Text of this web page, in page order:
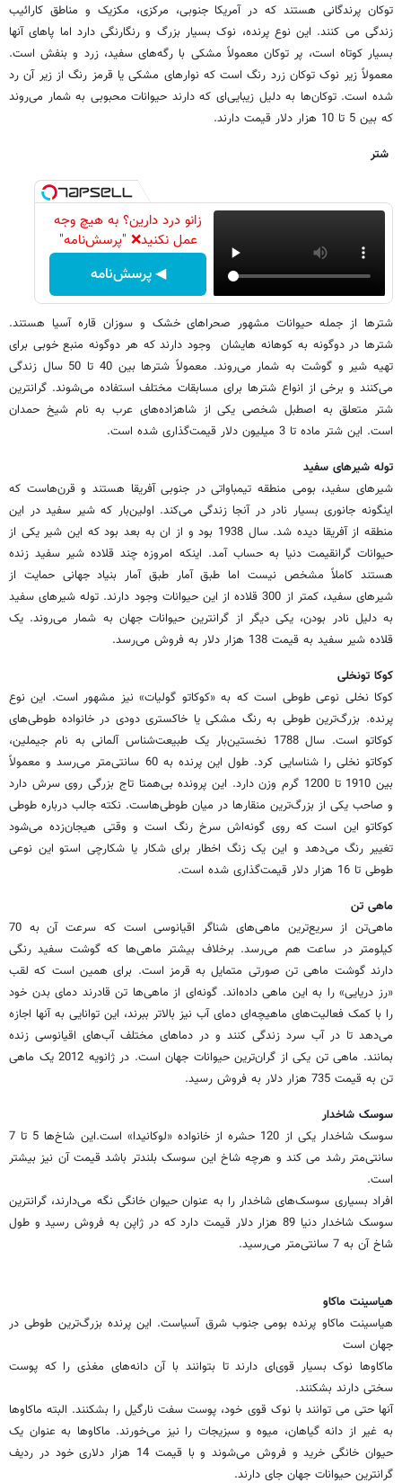
توکان پرندگانی هستند که در آمریکا جنوبی، مرکزی، مکزیک و مناطق کارائیب
زندگی می کنند. این نوع پرنده، نوک بسیار بزرگ و رنگارنگی دارد اما پاهای آنها
بسیار کوتاه است، پر توکان معمولاً مشکی با رگه‌های سفید، زرد و بنفش است.
معمولاً زیر نوک توکان زرد رنگ است که نوارهای مشکی یا قرمز رنگ از زیر آن رد
شده است. توکان‌ها به دلیل زیبایی‌ای که دارند حیوانات محبوبی به شمار می‌روند
که بین 5 تا 10 هزار دلار قیمت دارند.
شتر
زانو درد دارین؟ به هیچ وجه
عمل نکنید❌ "پرسش‌نامه"
◀ پرسش‌نامه
شترها از جمله حیوانات مشهور صحراهای خشک و سوزان قاره آسیا هستند.
شترها در دوگونه به کوهانه هایشان وجود دارند که هر دوگونه منبع خوبی برای
تهیه شیر و گوشت به شمار می‌روند. معمولاً شترها بین 40 تا 50 سال زندگی
می‌کنند و برخی از انواع شترها برای مسابقات مختلف استفاده می‌شوند. گرانترین
شتر متعلق به اصطبل شخصی یکی از شاهزاده‌های عرب به نام شیخ حمدان
است. این شتر ماده تا 3 میلیون دلار قیمت‌گذاری شده است.
توله شیرهای سفید
شیرهای سفید، بومی منطقه تیمباواتی در جنوبی آفریقا هستند و قرن‌هاست که
اینگونه جانوری بسیار نادر در آنجا زندگی می‌کند. اولین‌بار که شیر سفید در این
منطقه از آفریقا دیده شد. سال 1938 بود و از ان به بعد بود که این شیر یکی از
حیوانات گرانقیمت دنیا به حساب آمد. اینکه امروزه چند قلاده شیر سفید زنده
هستند کاملاً مشخص نیست اما طبق آمار طبق آمار بنیاد جهانی حمایت از
شیرهای سفید، کمتر از 300 قلاده از این حیوانات وجود دارند. توله شیرهای سفید
به دلیل نادر بودن، یکی دیگر از گرانترین حیوانات جهان به شمار می‌روند. یک
قلاده شیر سفید به قیمت 138 هزار دلار به فروش می‌رسد.
کوکا تونخلی
کوکا نخلی نوعی طوطی است که به «کوکاتو گولیات» نیز مشهور است. این نوع
پرنده. بزرگ‌ترین طوطی به رنگ مشکی یا خاکستری دودی در خانواده طوطی‌های
کوکاتو است. سال 1788 نخستین‌بار یک طبیعت‌شناس آلمانی به نام جیملین،
کوکاتو نخلی را شناسایی کرد. طول این پرنده به 60 سانتی‌متر می‌رسد و معمولاً
بین 1910 تا 1200 گرم وزن دارد. این پرونده بی‌همتا تاج بزرگی روی سرش دارد
و صاحب یکی از بزرگ‌ترین منقارها در میان طوطی‌هاست. نکته جالب درباره طوطی
کوکاتو این است که روی گونه‌اش سرخ رنگ است و وقتی هیجان‌زده می‌شود
تغییر رنگ می‌دهد و این یک زنگ اخطار برای شکار یا شکارچی استو این نوعی
طوطی تا 16 هزار دلار قیمت‌گذاری شده است.
ماهی تن
ماهی‌تن از سریع‌ترین‌ ماهی‌های شناگر اقیانوسی است که سرعت آن به 70
کیلومتر در ساعت هم می‌رسد. برخلاف بیشتر ماهی‌ها که گوشت سفید رنگی
دارند گوشت ماهی تن صورتی متمایل به قرمز است. برای همین است که لقب
«رز دریایی» را به این ماهی داده‌اند. گونه‌ای از ماهی‌ها تن قادرند دمای بدن خود
را با کمک فعالیت‌های ماهیچه‌ای دمای آب نیز بالاتر ببرند، این توانایی به آنها اجازه
می‌دهد تا در آب سرد زندگی کنند و در دماهای مختلف آب‌های اقیانوسی زنده
بمانند. ماهی تن یکی از گران‌ترین حیوانات جهان است. در ژانویه 2012 یک ماهی
تن به قیمت 735 هزار دلار به فروش رسید.
سوسک شاخدار
سوسک شاخدار یکی از 120 حشره از خانواده «لوکانیدا» است.این شاخ‌ها 5 تا 7
سانتی‌متر رشد می کند و هرچه شاخ این سوسک بلندتر باشد قیمت آن نیز بیشتر
است.
افراد بسیاری سوسک‌های شاخدار را به عنوان حیوان خانگی نگه می‌دارند، گرانترین
سوسک شاخدار دنیا 89 هزار دلار قیمت دارد که در ژاپن به فروش رسید و طول
شاخ آن به 7 سانتی‌متر می‌رسید.
هیاسینت ماکاو
هیاسینت ماکاو پرنده بومی جنوب شرق آسیاست. این پرنده بزرگ‌ترین طوطی در
جهان است
ماکاوها نوک بسیار قوی‌ای دارند تا بتوانند با آن دانه‌های مغذی را که پوست
سختی دارند بشکنند.
آنها حتی می توانند با نوک قوی خود، پوست سفت نارگیل را بشکنند. البته ماکاوها
به غیر از دانه گیاهان، میوه و سبزیجات را نیز می‌خورند. ماکاوها به عنوان یک
حیوان خانگی خرید و فروش می‌شوند و با قیمت 14 هزار دلاری خود در ردیف
گرانترین حیوانات جهان جای دارند.